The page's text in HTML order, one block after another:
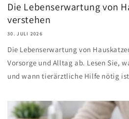
Die Lebenserwartung von
verstehen
30. JULI 2026
Die Lebenserwartung von
Vorsorge und Alltag ab. Lesen Sie,
und wann tierärztliche Hilfe nötig